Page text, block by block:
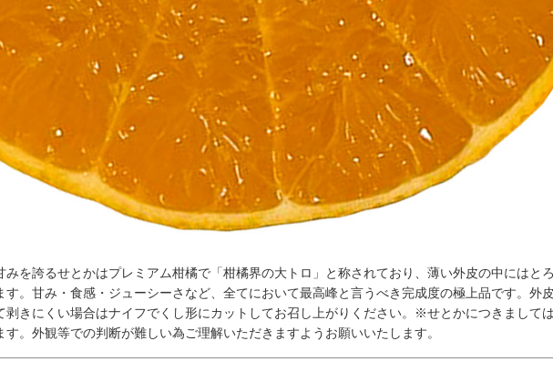
を誇るせとかはプレミアム柑橘で「柑橘界の大トロ」と称されており、薄い外皮の中にはと
す。甘み・食感・ジューシーさなど、全てにおいて最高峰と言うべき完成度の極上品です。外
剥きにくい場合はナイフでくし形にカットしてお召し上がりください。※せとかにつきまして
。外観等での判断が難しい為ご理解いただきますようお願いいたします。